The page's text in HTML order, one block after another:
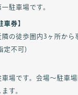
駐車場です。
車券】
隣の徒歩圏内3ヶ所から
定不可)
場です。会場〜駐車
す。